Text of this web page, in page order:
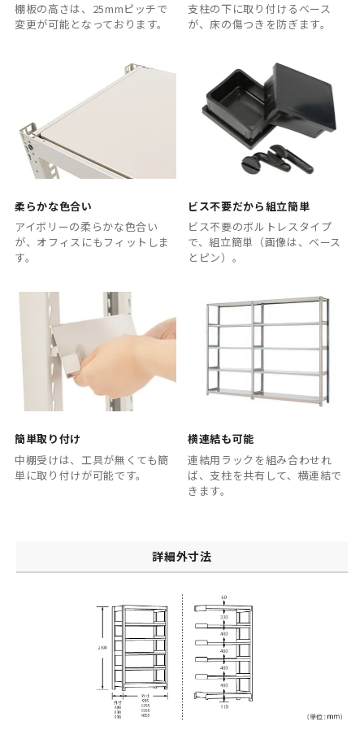
棚板の高さは、25mmピッチで
変更が可能となっております。
支柱の下に取り付けるベース
が、床の傷つきを防ぎます。
柔らかな色合い
アイボリーの柔らかな色合い
が、オフィスにもフィットしま
す。
ビス不要だから組立簡単
ビス不要のボルトレスタイプ
で、組立簡単（画像は、ベース
とピン）。
簡単取り付け
中棚受けは、工具が無くても簡
単に取り付けが可能です。
横連結も可能
連結用ラックを組み合わせれ
ば、支柱を共有して、横連結で
きます。
詳細外寸法